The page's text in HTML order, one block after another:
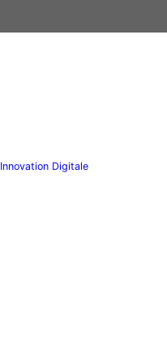
Innovation Digitale